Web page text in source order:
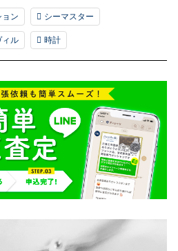
ョン シーマスター
ィル 時計